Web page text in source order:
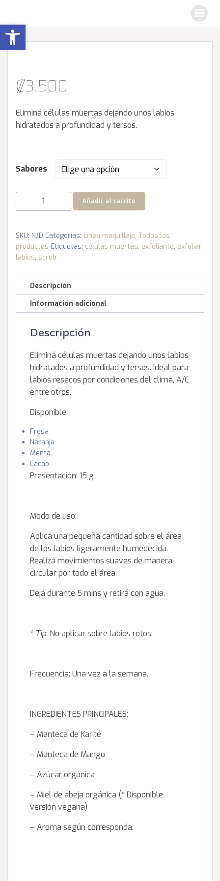
Abrir barra de herramientas
contenido
₡3,500
Eliminá células muertas dejando unos labios
hidratados a profundidad y tersos.
Sabores
Exfoliante
labios
Añadir al carrito
SKU: N/D Categorías: Línea maquillaje, Todos los
productos Etiquetas: células muertas, exfoliante, exfoliar,
labios, scrub
Descripción
Información adicional
Descripción
Eliminá células muertas dejando unos labios
hidratados a profundidad y tersos. Ideal para
labios resecos por condiciones del clima, A/C
entre otros.
Disponible:
Fresa
Naranja
Menta
Cacao
Presentación: 15 g
Modo de uso:
Aplicá una pequeña cantidad sobre el área
de los labios ligeramente humedecida.
Realizá movimientos suaves de manera
circular por todo el área.
Dejá durante 5 mins y retirá con agua.
* Tip: No aplicar sobre labios rotos.
Frecuencia: Una vez a la semana.
INGREDIENTES PRINCIPALES:
– Manteca de Karité
– Manteca de Mango
– Azúcar orgánica
– Miel de abeja orgánica (* Disponible
versión vegana)
– Aroma según corresponda.